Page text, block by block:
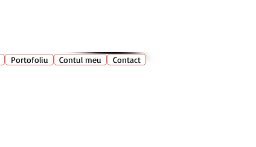
Portofoliu Contul meu Contact